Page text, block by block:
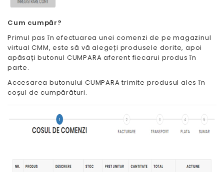
Cum cumpăr?
Primul pas în efectuarea unei comenzi de pe magazinul
virtual CMM, este să vă alegeți produsele dorite, apoi
apăsați butonul CUMPARA aferent fiecarui produs în
parte.
Accesarea butonului CUMPARA trimite produsul ales în
coșul de cumpărături.